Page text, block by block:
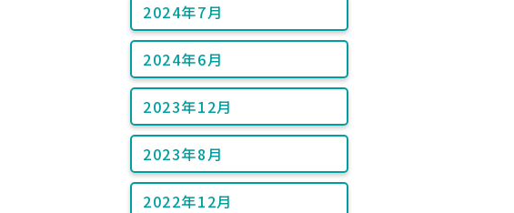
2024年7月
2024年6月
2023年12月
2023年8月
2022年12月